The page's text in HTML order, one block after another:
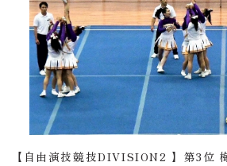
【自由演技競技DIVISION2 】第3位